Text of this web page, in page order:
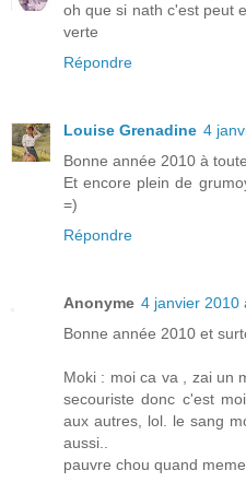
oh que si nath c'est peut
verte
Répondre
Louise Grenadine 4
Bonne année 2010 à
Et encore plein de
=)
Répondre
Anonyme 4 janvier 2010
Bonne année 2010 et
Moki : moi ca va , zai un
secouriste donc c'est
aux autres, lol. le sang
aussi..
pauvre chou quand meme.